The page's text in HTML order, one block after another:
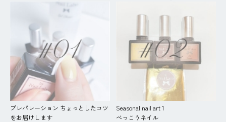
プレパレーション ちょっとしたコツ
をお届けします
Seasonal nail art 1
べっこうネイル